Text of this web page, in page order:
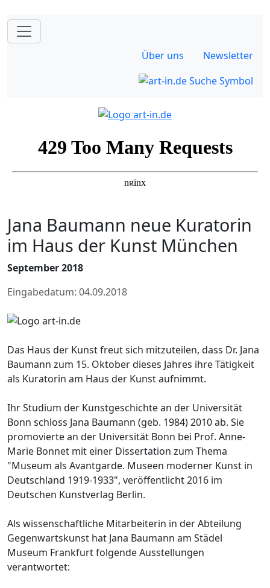
Über uns Newsletter
Jana Baumann neue Kuratorin
im Haus der Kunst München
September 2018
Eingabedatum: 04.09.2018
Das Haus der Kunst freut sich mitzuteilen, dass Dr. Jana
Baumann zum 15. Oktober dieses Jahres ihre Tätigkeit
als Kuratorin am Haus der Kunst aufnimmt.
Ihr Studium der Kunstgeschichte an der Universität
Bonn schloss Jana Baumann (geb. 1984) 2010 ab. Sie
promovierte an der Universität Bonn bei Prof. Anne-
Marie Bonnet mit einer Dissertation zum Thema
"Museum als Avantgarde. Museen moderner Kunst in
Deutschland 1919-1933", veröffentlicht 2016 im
Deutschen Kunstverlag Berlin.
Als wissenschaftliche Mitarbeiterin in der Abteilung
Gegenwartskunst hat Jana Baumann am Städel
Museum Frankfurt folgende Ausstellungen
verantwortet: